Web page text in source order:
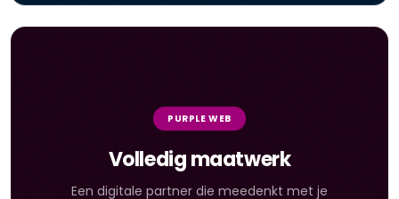
PURPLE WEB
Volledig maatwerk
Een digitale partner die meedenkt met je